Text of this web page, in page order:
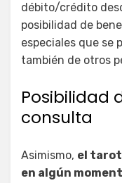
débito/crédito
posibilidad de
especiales que se
también de otros
Posibilidad
consulta
Asimismo, el tarot
en algún